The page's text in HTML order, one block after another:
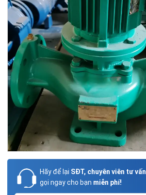
Hãy để lại SĐT, chuyên viên tư vấn
gọi ngay cho bạn miễn phí!